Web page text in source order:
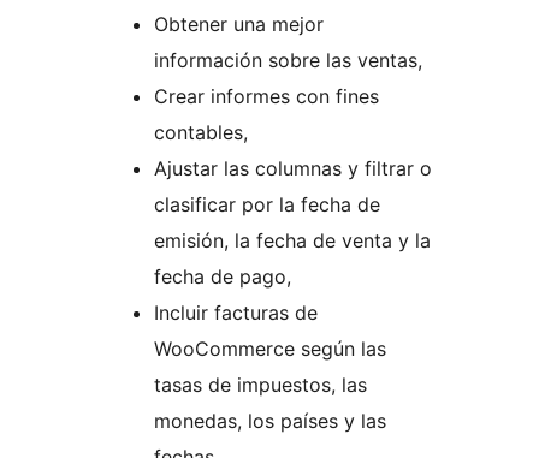
Obtener una mejor
información sobre las ventas,
Crear informes con fines
contables,
Ajustar las columnas y filtrar o
clasificar por la fecha de
emisión, la fecha de venta y la
fecha de pago,
Incluir facturas de
WooCommerce según las
tasas de impuestos, las
monedas, los países y las